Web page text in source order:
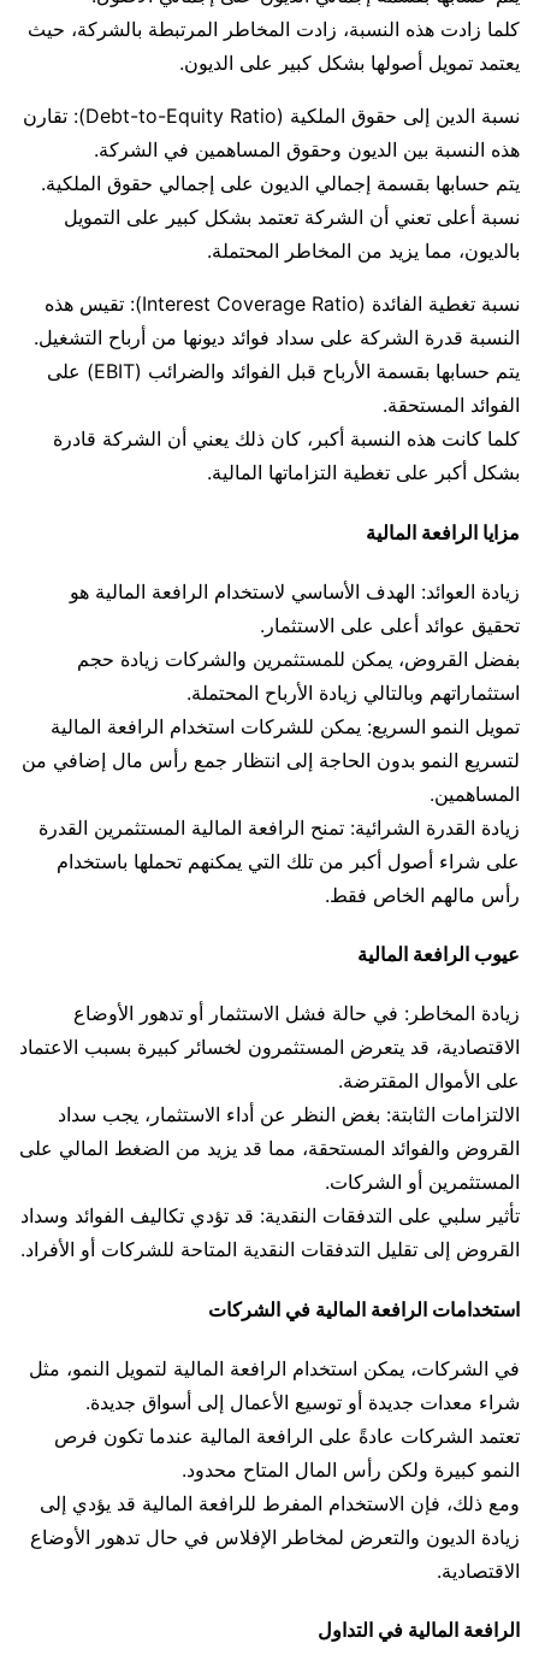
كلما زادت هذه النسبة، زادت المخاطر المرتبطة بالشركة، حيث
يعتمد تمويل أصولها بشكل كبير على الديون.
نسبة الدين إلى حقوق الملكية (Debt-to-Equity Ratio): تقارن
هذه النسبة بين الديون وحقوق المساهمين في الشركة.
يتم حسابها بقسمة إجمالي الديون على إجمالي حقوق الملكية.
نسبة أعلى تعني أن الشركة تعتمد بشكل كبير على التمويل
بالديون، مما يزيد من المخاطر المحتملة.
نسبة تغطية الفائدة (Interest Coverage Ratio): تقيس هذه
النسبة قدرة الشركة على سداد فوائد ديونها من أرباح التشغيل.
يتم حسابها بقسمة الأرباح قبل الفوائد والضرائب (EBIT) على
الفوائد المستحقة.
كلما كانت هذه النسبة أكبر، كان ذلك يعني أن الشركة قادرة
بشكل أكبر على تغطية التزاماتها المالية.
مزايا الرافعة المالية
زيادة العوائد: الهدف الأساسي لاستخدام الرافعة المالية هو
تحقيق عوائد أعلى على الاستثمار.
بفضل القروض، يمكن للمستثمرين والشركات زيادة حجم
استثماراتهم وبالتالي زيادة الأرباح المحتملة.
تمويل النمو السريع: يمكن للشركات استخدام الرافعة المالية
لتسريع النمو بدون الحاجة إلى انتظار جمع رأس مال إضافي من
المساهمين.
زيادة القدرة الشرائية: تمنح الرافعة المالية المستثمرين القدرة
على شراء أصول أكبر من تلك التي يمكنهم تحملها باستخدام
رأس مالهم الخاص فقط.
عيوب الرافعة المالية
زيادة المخاطر: في حالة فشل الاستثمار أو تدهور الأوضاع
الاقتصادية، قد يتعرض المستثمرون لخسائر كبيرة بسبب الاعتماد
على الأموال المقترضة.
الالتزامات الثابتة: بغض النظر عن أداء الاستثمار، يجب سداد
القروض والفوائد المستحقة، مما قد يزيد من الضغط المالي على
المستثمرين أو الشركات.
تأثير سلبي على التدفقات النقدية: قد تؤدي تكاليف الفوائد وسداد
القروض إلى تقليل التدفقات النقدية المتاحة للشركات أو الأفراد.
استخدامات الرافعة المالية في الشركات
في الشركات، يمكن استخدام الرافعة المالية لتمويل النمو، مثل
شراء معدات جديدة أو توسيع الأعمال إلى أسواق جديدة.
تعتمد الشركات عادةً على الرافعة المالية عندما تكون فرص
النمو كبيرة ولكن رأس المال المتاح محدود.
ومع ذلك، فإن الاستخدام المفرط للرافعة المالية قد يؤدي إلى
زيادة الديون والتعرض لمخاطر الإفلاس في حال تدهور الأوضاع
الاقتصادية.
الرافعة المالية في التداول